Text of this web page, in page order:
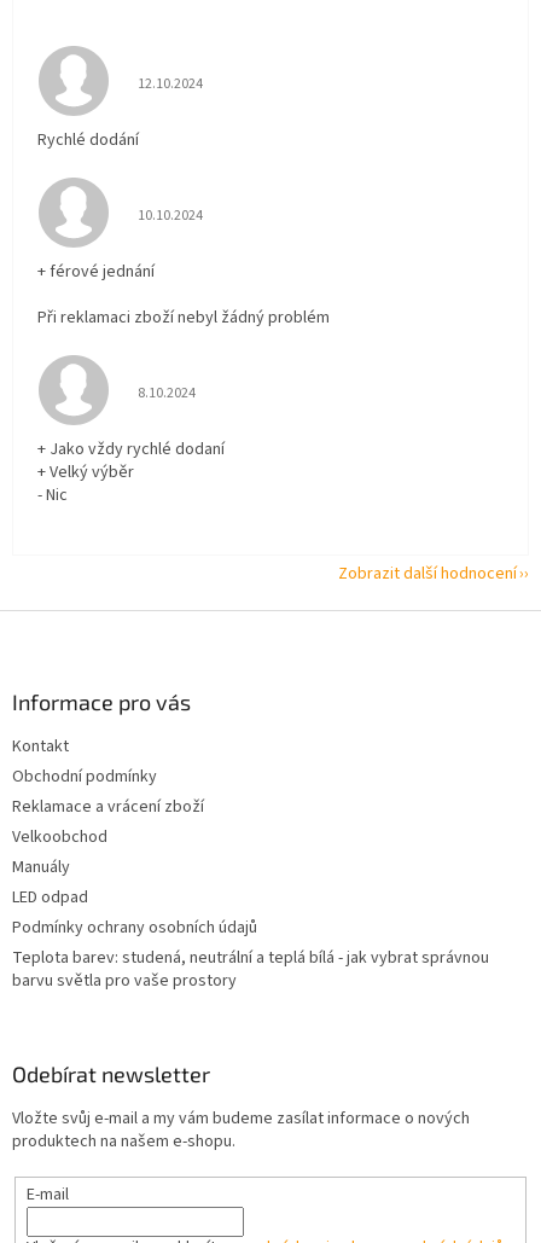
Hodnocení obchodu je 5 z 5 hvězdiček.
12.10.2024
Rychlé dodání
Hodnocení obchodu je 5 z 5 hvězdiček.
10.10.2024
+ férové jednání
Při reklamaci zboží nebyl žádný problém
Hodnocení obchodu je 5 z 5 hvězdiček.
8.10.2024
+ Jako vždy rychlé dodaní
+ Velký výběr
- Nic
Zobrazit další hodnocení
Informace pro vás
Kontakt
Obchodní podmínky
Reklamace a vrácení zboží
Velkoobchod
Manuály
LED odpad
Podmínky ochrany osobních údajů
Teplota barev: studená, neutrální a teplá bílá - jak vybrat správnou
barvu světla pro vaše prostory
Odebírat newsletter
Vložte svůj e-mail a my vám budeme zasílat informace o nových
produktech na našem e-shopu.
E-mail